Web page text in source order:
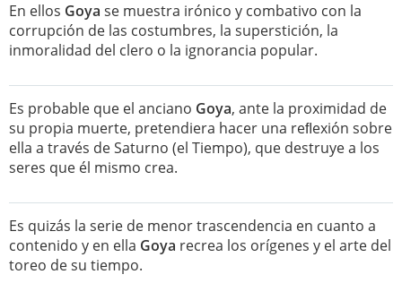
En ellos Goya se muestra irónico y combativo con la
corrupción de las costumbres, la superstición, la
inmoralidad del clero o la ignorancia popular.
Es probable que el anciano Goya, ante la proximidad de
su propia muerte, pretendiera hacer una reﬂexión sobre
ella a través de Saturno (el Tiempo), que destruye a los
seres que él mismo crea.
Es quizás la serie de menor trascendencia en cuanto a
contenido y en ella Goya recrea los orígenes y el arte del
toreo de su tiempo.